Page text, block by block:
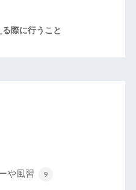
際に行うこと
や風習 9